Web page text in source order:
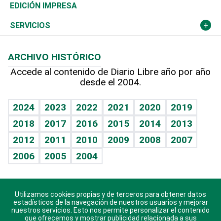
Caribe
Resto del mundo
Global y variable
Economía personal
Novedades
Podcast Arte Libre
Hablando con el pediatra
Vida y familia
Eñe
Celebrando la vida
Sin complejos
En pocas palabras
Escuchando al corazón
Olimpismo
Más deportes
TBT Deportivo
Noticiero Poteleche
Columnistas
Más firmas
Martes de tecnología
Cambio climático
Deportes
Opinión
Hecho en casa
Guía del dinero
EDICIÓN IMPRESA
SERVICIOS
Cumpleaños
Horóscopos
Crucigramas
ARCHIVO HISTÓRICO
Accede al contenido de Diario Libre año por año
desde el 2004.
2024 2023 2022 2021 2020
2019
2018
2017 2016 2015 2014
2013
2012
2011 2010 2009 2008
2007
2006
2005 2004
Descarga nuestras aplicaciones para Android, iOS y
sistema Huawei.
Utilizamos cookies propias y de terceros para obtener datos
estadísticos de la navegación de nuestros usuarios y mejorar
nuestros servicios. Esto nos permite personalizar el contenido
que ofrecemos y mostrar publicidad relacionada a sus